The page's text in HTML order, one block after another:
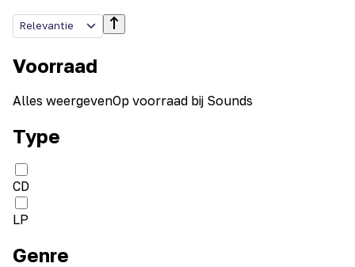
Relevantie
Voorraad
Alles weergevenOp voorraad bij Sounds
Type
CD
LP
Genre